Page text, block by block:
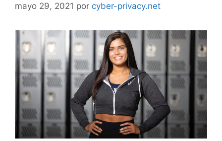
mayo 29, 2021 por cyber-privacy.net